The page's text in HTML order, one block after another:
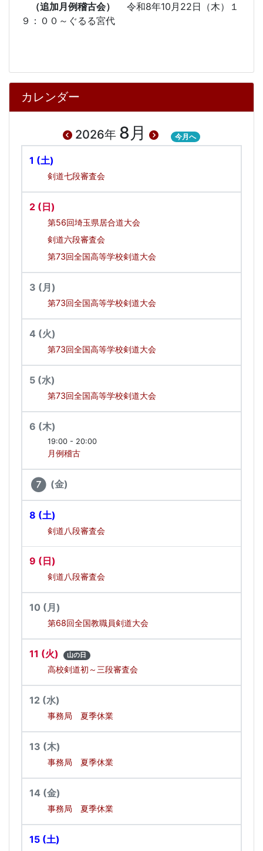
（追加月例稽古会） 令和8年10月22日（木）１
９：００～ぐるる宮代
カレンダー
2026年 8月 今月へ
1 (土)
剣道七段審査会
2 (日)
第56回埼玉県居合道大会
剣道六段審査会
第73回全国高等学校剣道大会
3 (月)
第73回全国高等学校剣道大会
4 (火)
第73回全国高等学校剣道大会
5 (水)
第73回全国高等学校剣道大会
6 (木)
19:00 - 20:00
月例稽古
7 (金)
8 (土)
剣道八段審査会
9 (日)
剣道八段審査会
10 (月)
第68回全国教職員剣道大会
11 (火) 山の日
高校剣道初～三段審査会
12 (水)
事務局 夏季休業
13 (木)
事務局 夏季休業
14 (金)
事務局 夏季休業
15 (土)